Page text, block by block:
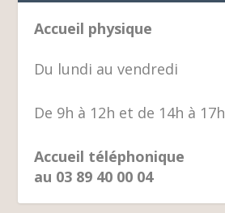
Accueil physique
Du lundi au vendredi
De 9h à 12h et de 14h à 17h
Accueil téléphonique
au 03 89 40 00 04